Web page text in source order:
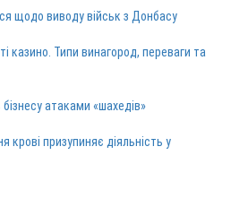
щодо виводу військ з Донбасу
казино. Типи винагород, переваги та
атаками «шахедів»
крові призупиняє діяльність у